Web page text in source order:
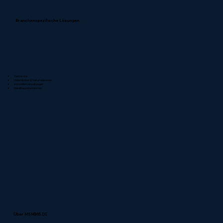
Branchenspezifische Lösungen
Über MSM365.DE
Zahnärzte
Heilpraktiker & Naturheilpraxen
Immobilienverwaltungen
Metallbauunternehmen